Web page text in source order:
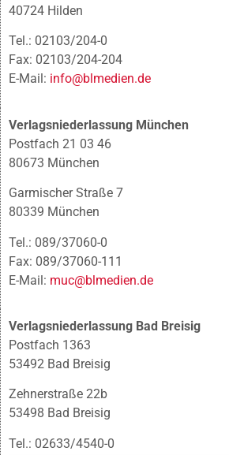
40724 Hilden
Tel.: 02103/204-0
Fax: 02103/204-204
E-Mail: info@blmedien.de
Verlagsniederlassung München
Postfach 21 03 46
80673 München
Garmischer Straße 7
80339 München
Tel.: 089/37060-0
Fax: 089/37060-111
E-Mail: muc@blmedien.de
Verlagsniederlassung Bad Breisig
Postfach 1363
53492 Bad Breisig
Zehnerstraße 22b
53498 Bad Breisig
Tel.: 02633/4540-0